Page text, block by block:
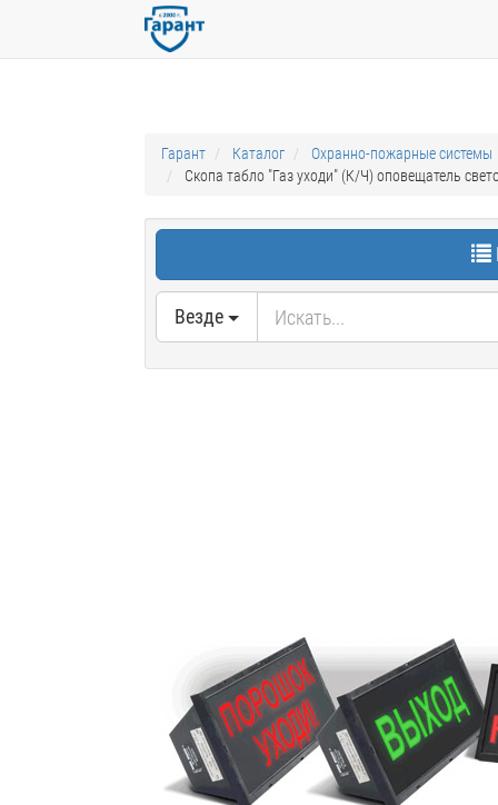
Гарант Каталог
Охранно-пожарные системы
Скопа табло "Газ уходи" (К/Ч) оповещатель
Везде